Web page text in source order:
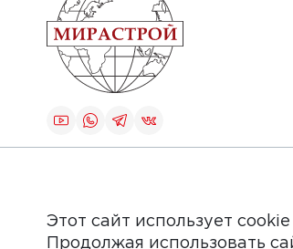
Этот сайт использует
Продолжая использовать